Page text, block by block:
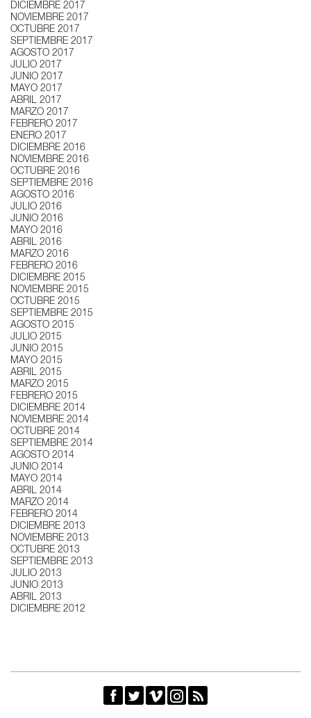
DICIEMBRE 2017
NOVIEMBRE 2017
OCTUBRE 2017
SEPTIEMBRE 2017
AGOSTO 2017
JULIO 2017
JUNIO 2017
MAYO 2017
ABRIL 2017
MARZO 2017
FEBRERO 2017
ENERO 2017
DICIEMBRE 2016
NOVIEMBRE 2016
OCTUBRE 2016
SEPTIEMBRE 2016
AGOSTO 2016
JULIO 2016
JUNIO 2016
MAYO 2016
ABRIL 2016
MARZO 2016
FEBRERO 2016
DICIEMBRE 2015
NOVIEMBRE 2015
OCTUBRE 2015
SEPTIEMBRE 2015
AGOSTO 2015
JULIO 2015
JUNIO 2015
MAYO 2015
ABRIL 2015
MARZO 2015
FEBRERO 2015
DICIEMBRE 2014
NOVIEMBRE 2014
OCTUBRE 2014
SEPTIEMBRE 2014
AGOSTO 2014
JUNIO 2014
MAYO 2014
ABRIL 2014
MARZO 2014
FEBRERO 2014
DICIEMBRE 2013
NOVIEMBRE 2013
OCTUBRE 2013
SEPTIEMBRE 2013
JULIO 2013
JUNIO 2013
ABRIL 2013
DICIEMBRE 2012
    